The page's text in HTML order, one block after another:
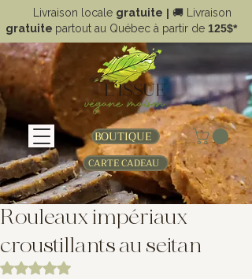
BOUTIQUE
Livraison locale gratuite | 🚚
Livraison
gratuite partout au Québec à partir de 125$*
CARTE CADEAU
Rouleaux impériaux
croustillants au seitan
Noté NaN étoiles sur 5.